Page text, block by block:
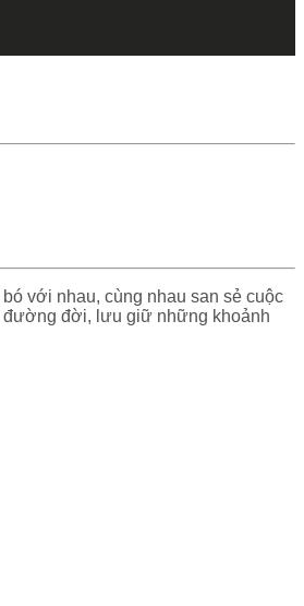
với nhau, cùng nhau san sẻ cuộc
đường đời, lưu giữ những khoảnh